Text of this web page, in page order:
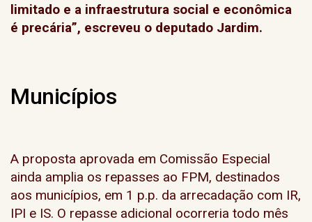
limitado e a infraestrutura social e econômica
é precária”, escreveu o deputado Jardim.
Municípios
A proposta aprovada em Comissão Especial
ainda amplia os repasses ao FPM, destinados
aos municípios, em 1 p.p. da arrecadação com IR,
IPI e IS. O repasse adicional ocorreria todo mês